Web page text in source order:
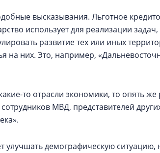
высказывания. Льготное
использует для реализации
развитие тех или иных
них. Это, например,
то отрасли экономики, то опять же
МВД, представителей
улучшать демографическую ситуацию,